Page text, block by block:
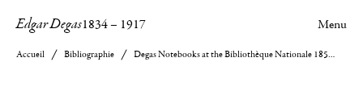
Edgar Degas1834– 1917 Menu
Accueil Bibliographie Degas Notebooks at the Bibliothèque Nationale 1853-1858